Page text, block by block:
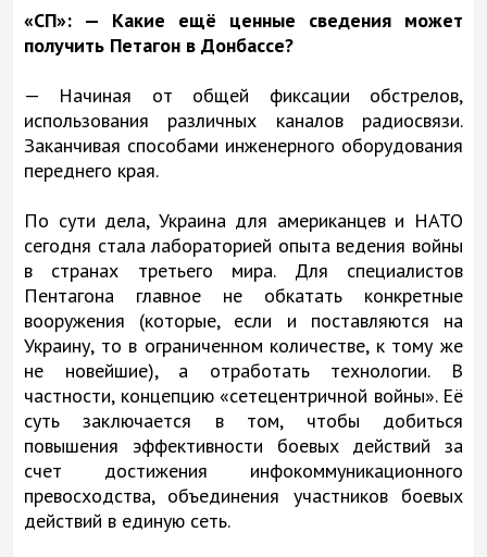
«СП»: — Какие ещё ценные сведения может
получить Петагон в Донбассе?
— Начиная от общей фиксации обстрелов,
использования различных каналов радиосвязи.
Заканчивая способами инженерного оборудования
переднего края.
По сути дела, Украина для американцев и НАТО
сегодня стала лабораторией опыта ведения войны
в странах третьего мира. Для специалистов
Пентагона главное не обкатать конкретные
вооружения (которые, если и поставляются на
Украину, то в ограниченном количестве, к тому же
не новейшие), а отработать технологии. В
частности, концепцию «сетецентричной войны». Её
суть заключается в том, чтобы добиться
повышения эффективности боевых действий за
счет достижения инфокоммуникационного
превосходства, объединения участников боевых
действий в единую сеть.